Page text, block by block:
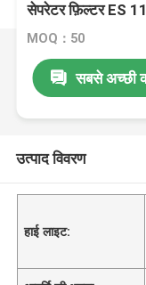
सेपरेटर फ़िल्टर ES
MOQ：50
सबसे अच्छी
उत्पाद विवरण
हाई लाइट: